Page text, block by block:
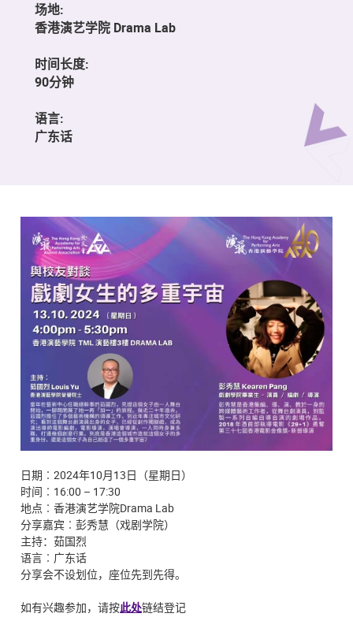
场地:
香港演艺学院 Drama Lab
时间长度:
90分钟
语言:
广东话
日期︰2024年10月13日（星期日）
时间︰16:00 – 17:30
地点︰香港演艺学院Drama Lab
分享嘉宾︰彭秀慧（戏剧学院）
主持：茹国烈
语言︰广东话
分享会不设划位，座位先到先得。
如有兴趣参加，请按此处链结登记